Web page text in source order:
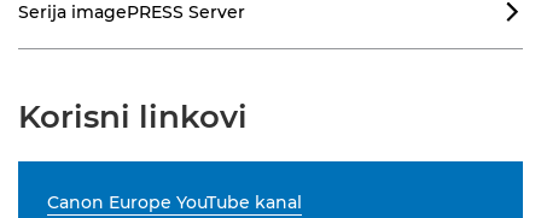
Serija imagePRESS Server 
Korisni linkovi
Canon Europe YouTube kanal